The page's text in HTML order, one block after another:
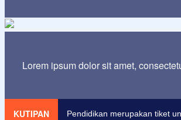
Lorem ipsum dolor sit amet,
KUTIPAN Pendidikan merupakan tiket